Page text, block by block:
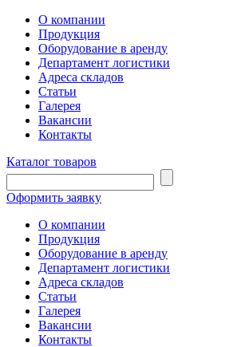
О компании
Продукция
Оборудование в аренду
Департамент логистики
Адреса складов
Статьи
Галерея
Вакансии
Контакты
Каталог товаров
Оформить заявку
О компании
Продукция
Оборудование в аренду
Департамент логистики
Адреса складов
Статьи
Галерея
Вакансии
Контакты